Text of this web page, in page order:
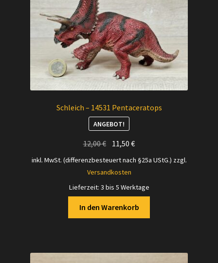
Schleich – 14531 Pentaceratops
ANGEBOT!
12,00€ Ursprünglicher
war:
11,50€Aktueller
inkl. MwSt. (differenzbesteuert nach §25a UStG.) zzgl.
Versandkosten
Lieferzeit: 3 bis 5 Werktage
In den Warenkorb